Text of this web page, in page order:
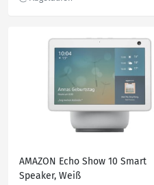
AMAZON Echo Show 10 Smart
Speaker, Weiß